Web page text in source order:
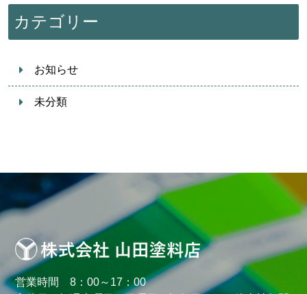
カテゴリー
お知らせ
未分類
営業時間 8：00～17：00